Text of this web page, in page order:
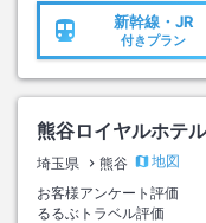
新幹線・JR
付きプラン
熊谷ロイヤルホテ
埼玉県 熊谷
地図
お客様アンケート評価
るるぶトラベル評価